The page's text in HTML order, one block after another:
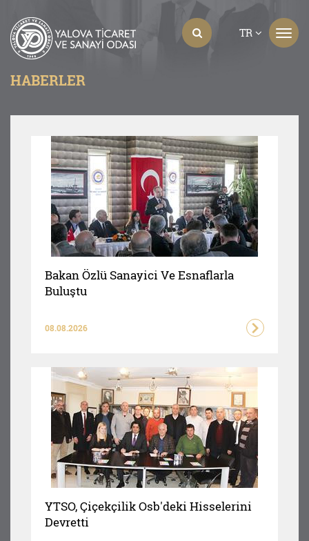
TR
HABERLER
Bakan Özlü Sanayici Ve Esnaflarla
Buluştu
08.08.2026
YTSO, Çiçekçilik Osb'deki Hisselerini
Devretti